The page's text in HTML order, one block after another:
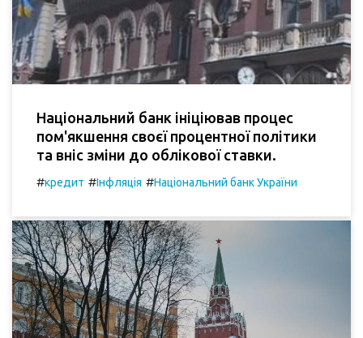
Національний банк ініціював процес
пом'якшення своєї процентної політики
та вніс зміни до облікової ставки.
#кредит #Інфляція #Національний банк України